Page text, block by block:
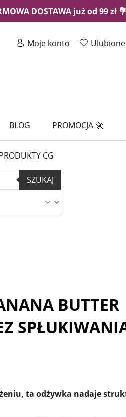
DOSTAWA już od 99 zł 💐
Moje konto Ulubione
BLOG PROMOCJA 🚀
CG
SZUKAJ
BUTTER
ta odżywka nadaje